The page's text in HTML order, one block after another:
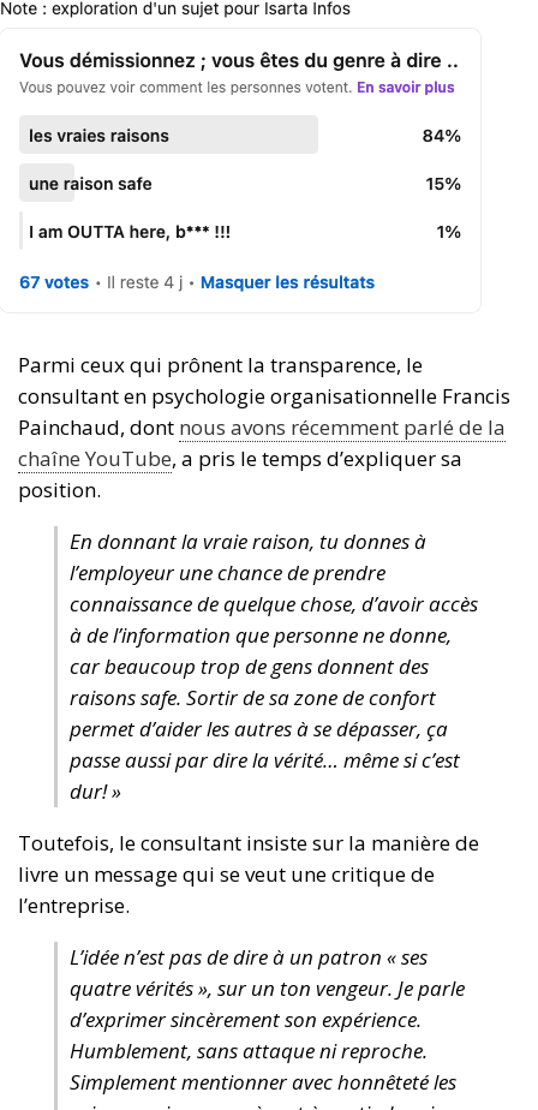
Parmi ceux qui prônent la transparence, le
consultant en psychologie organisationnelle Francis
Painchaud, dont nous avons récemment parlé de la
chaîne YouTube, a pris le temps d’expliquer sa
position.
En donnant la vraie raison, tu donnes à
l’employeur une chance de prendre
connaissance de quelque chose, d’avoir accès
à de l’information que personne ne donne,
car beaucoup trop de gens donnent des
raisons safe. Sortir de sa zone de confort
permet d’aider les autres à se dépasser, ça
passe aussi par dire la vérité… même si c’est
dur! »
Toutefois, le consultant insiste sur la manière de
livre un message qui se veut une critique de
l’entreprise.
L’idée n’est pas de dire à un patron « ses
quatre vérités », sur un ton vengeur. Je parle
d’exprimer sincèrement son expérience.
Humblement, sans attaque ni reproche.
Simplement mentionner avec honnêteté les